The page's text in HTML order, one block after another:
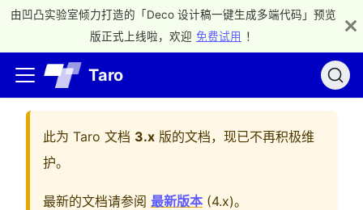
由凹凸实验室倾力打造的「Deco 设计稿一键生成多端代码」预览
版正式上线啦，欢迎 免费试用 ！
Taro
此为 Taro 文档 3.x 版的文档，现已不再积极维
护。
最新的文档请参阅 最新版本 (4.x)。